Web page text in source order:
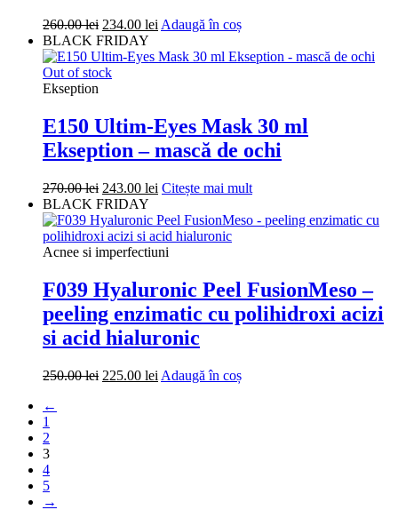
260.00lei Prețul
inițial
a
fost:
234.00 lei Prețul
este:
Adaugă în coș
BLACK FRIDAY
Out of stock
Ekseption
E150 Ultim-Eyes Mask 30 ml
Ekseption – mască de ochi
270.00lei Prețul
inițial
a
fost:
270.00 lei.
243.00 lei Prețul
este:
243.00 lei.
Citește mai mult
BLACK FRIDAY
Acnee si imperfectiuni
F039 Hyaluronic Peel FusionMeso –
peeling enzimatic cu polihidroxi acizi
si acid hialuronic
250.00lei Prețul
225.00 lei Prețul
Adaugă în coș
←
1
2
3
4
5
→